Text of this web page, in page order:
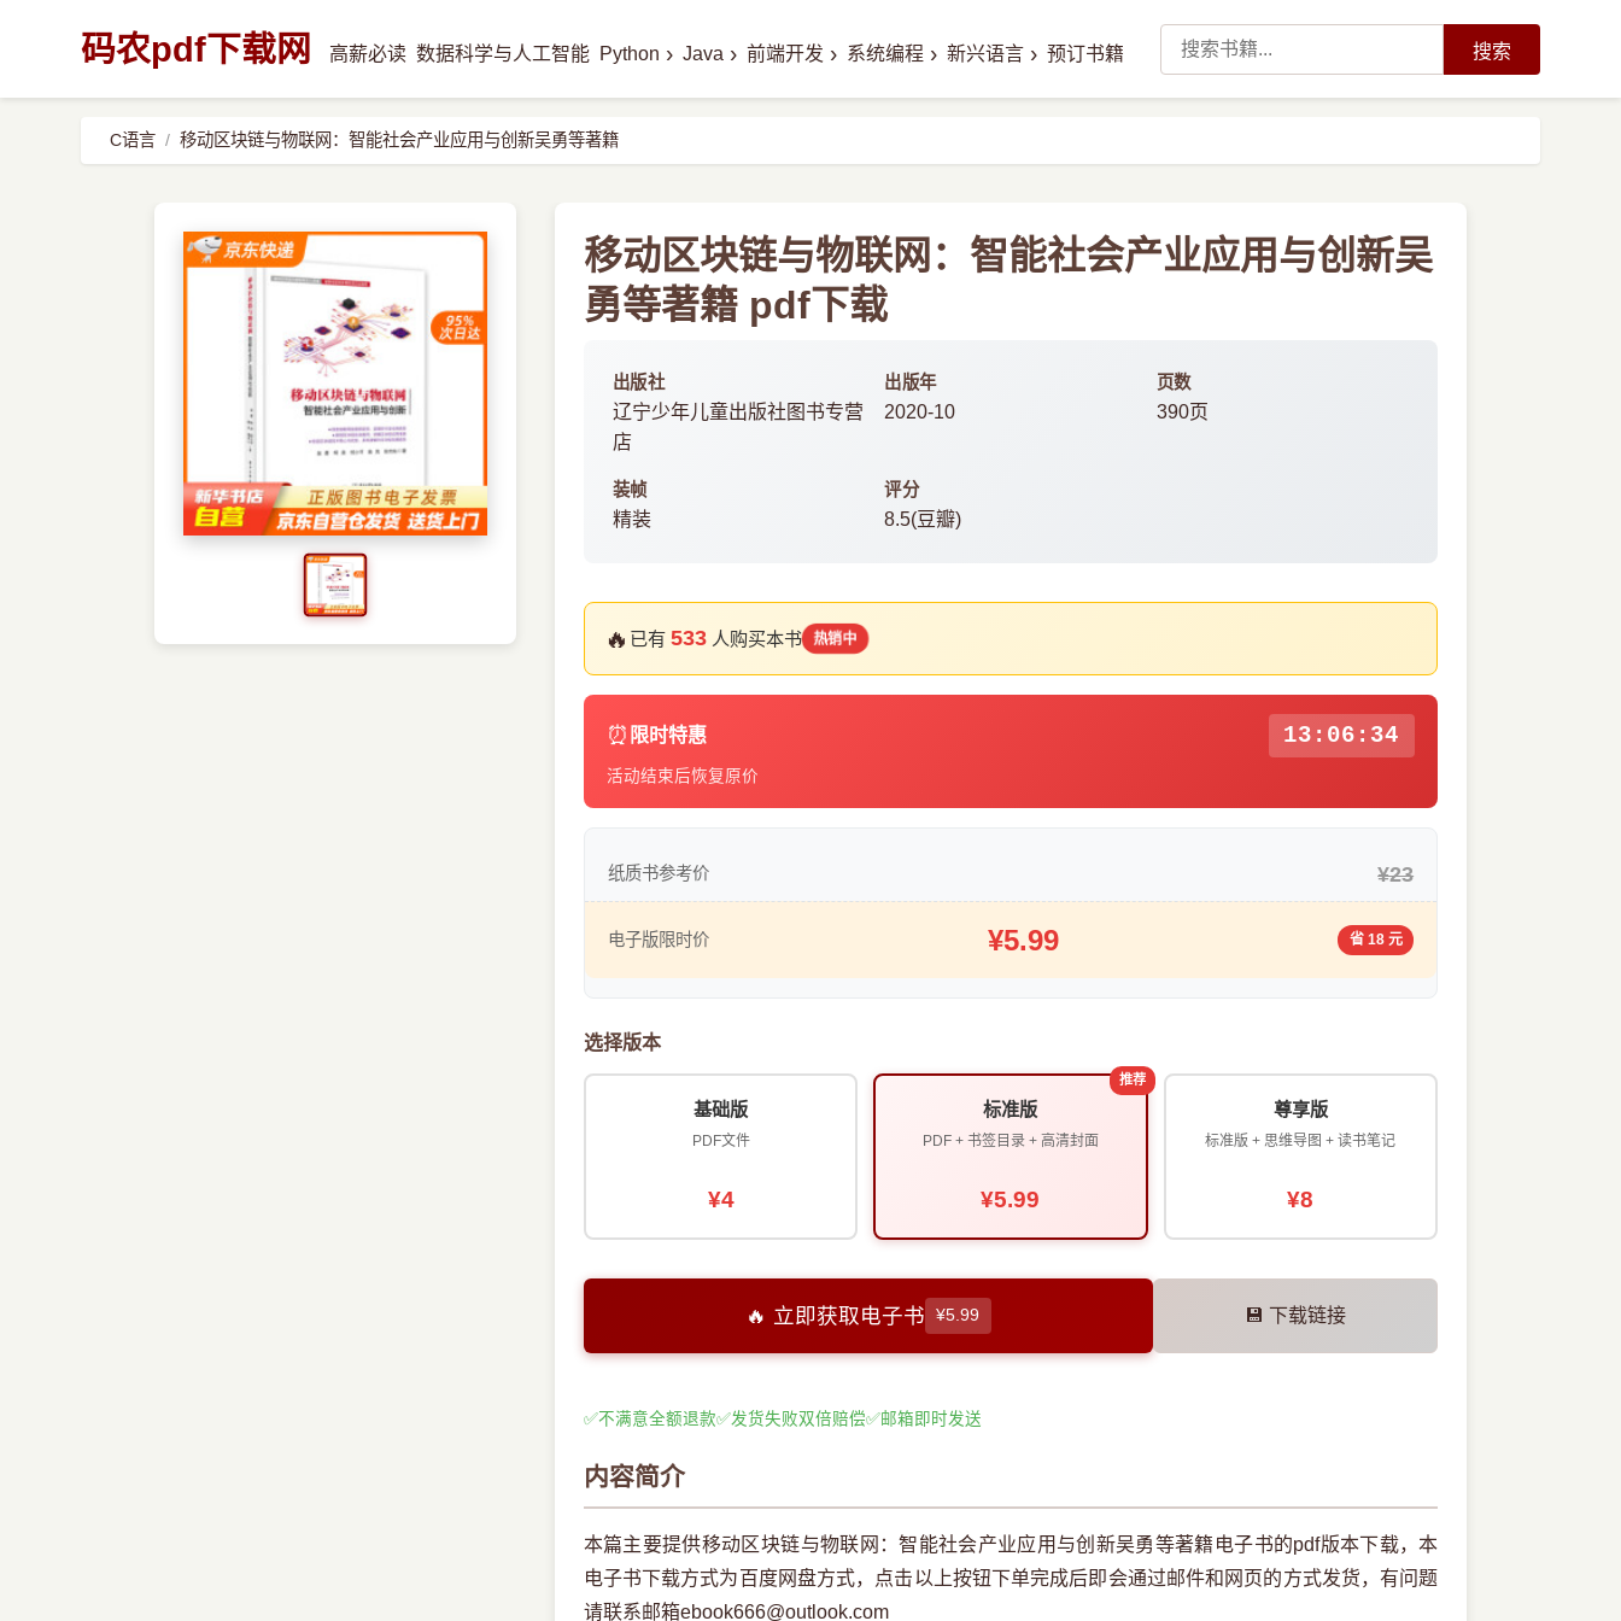
码农pdf下载网 高薪必读 数据科学与人工智能 Python › Java › 前端开发 › 系统编程 › 新兴语言 › 预订书籍 搜索
C语言 移动区块链与物联网：智能社会产业应用与创新吴勇等著籍
移动区块链与物联网：智能社会产业应用与创新吴
勇等著籍 pdf下载
出版社
辽宁少年儿童出版社图书专营
店
出版年
2020-10
页数
390页
装帧
精装
评分
8.5(豆瓣)
🔥 已有 533人购买本书 热销中
⏰ 限时特惠 13:06:33
活动结束后恢复原价
纸质书参考价 ¥23
电子版限时价 ¥5.99 省 18 元
选择版本
基础版
PDF文件
¥4
推荐
标准版
PDF + 书签目录 + 高清封面
¥5.99
尊享版
标准版 + 思维导图 + 读书笔记
¥8
🔥 立即获取电子书 ¥5.99 💾 下载链接
✅不满意全额退款✅发货失败双倍赔偿✅邮箱即时发送
内容简介
本篇主要提供移动区块链与物联网：智能社会产业应用与创新吴勇等著籍电子书的pdf版本下载，本
电子书下载方式为百度网盘方式，点击以上按钮下单完成后即会通过邮件和网页的方式发货，有问题
请联系邮箱ebook666@outlook.com